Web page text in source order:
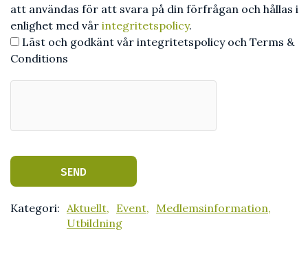
att användas för att svara på din förfrågan och hållas i
enlighet med vår integritetspolicy.
Läst och godkänt vår integritetspolicy och Terms &
Conditions
Kategori: Aktuellt, Event, Medlemsinformation,
Utbildning